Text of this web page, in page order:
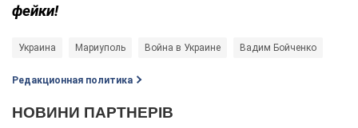
фейки!
Украина Мариуполь Война в Украине Вадим Бойченко
Редакционная политика